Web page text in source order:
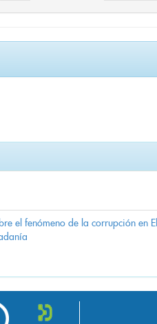
el fenómeno de la corrupción en